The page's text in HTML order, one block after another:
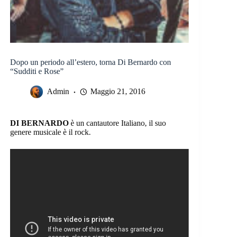
Dopo un periodo all’estero, torna Di Bernardo con
“Sudditi e Rose”
Admin Maggio 21, 2016
DI BERNARDO è un cantautore Italiano, il suo
genere musicale è il rock.